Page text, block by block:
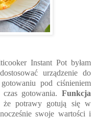
Instant Pot byłam
urządzenie do
pod ciśnieniem
gotowania. Funkcja
potrawy gotują się w
swoje wartości i